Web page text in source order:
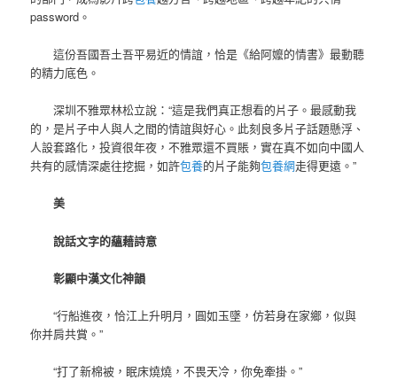
password。
這份吾國吾土吾平易近的情誼，恰是《給阿嬤的情書》最動聽
的精力底色。
深圳不雅眾林松立說：“這是我們真正想看的片子。最感動我
的，是片子中人與人之間的情誼與好心。此刻良多片子話題懸浮、
人設套路化，投資很年夜，不雅眾還不買賬，實在真不如向中國人
共有的感情深處往挖掘，如許包養的片子能夠包養網走得更遠。”
美
說話文字的蘊藉詩意
彰顯中漢文化神韻
“行船進夜，恰江上升明月，圓如玉墜，仿若身在家鄉，似與
你并肩共賞。”
“打了新棉被，眠床燒燒，不畏天冷，你免牽掛。”